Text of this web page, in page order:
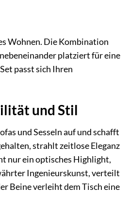
Wohnen. Die Kombination
platziert für eine
passt sich Ihren
und Stil
und Sesseln auf und schafft
strahlt zeitlose Eleganz
nur ein optisches Highlight,
Ingenieurskunst, verteilt
Beine verleiht dem Tisch eine